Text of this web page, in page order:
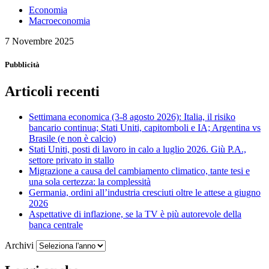
Economia
Macroeconomia
7 Novembre 2025
Pubblicità
Articoli recenti
Settimana economica (3-8 agosto 2026): Italia, il risiko
bancario continua; Stati Uniti, capitomboli e IA; Argentina vs
Brasile (e non è calcio)
Stati Uniti, posti di lavoro in calo a luglio 2026. Giù P.A.,
settore privato in stallo
Migrazione a causa del cambiamento climatico, tante tesi e
una sola certezza: la complessità
Germania, ordini all’industria cresciuti oltre le attese a giugno
2026
Aspettative di inflazione, se la TV è più autorevole della
banca centrale
Archivi